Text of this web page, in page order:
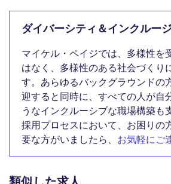
ダイバーシティ＆インクルー
マイケル・ペイジでは、多様性を
はなく、多様性のある社会づくり
す。あらゆるバックグラウンドの
迎すると同時に、すべての人が自
うなインクルーシブな職場構築も
採用プロセスにおいて、お困りの
要な方がいましたら、 お気軽にご